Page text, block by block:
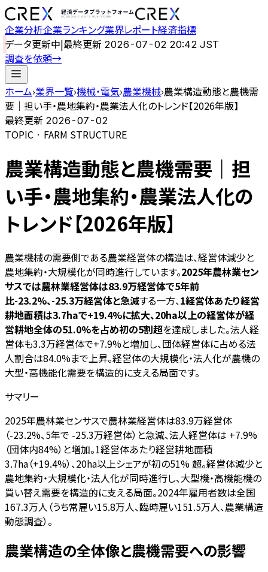
企業分析企業ランキング業界レポート経済指標
データ更新中|最終更新 2026-07-02 20:42 JST
調査を依頼→
ホーム›業界一覧›機械・電気›農業機械›農業構造動態と農機需
要｜担い手・農地集約・農業法人化のトレンド【2026年版】
最終更新 2026-07-02
TOPIC · FARM STRUCTURE
農業構造動態と農機需要｜担
い手・農地集約・農業法人化の
トレンド【2026年版】
農業機械の需要側である農業経営体の構造は、経営体減少と
農地集約・大規模化が同時進行しています。2025年農林業セン
サスでは農林業経営体は83.9万経営体で5年前
比-23.2%、-25.3万経営体と急減する一方、1経営体あたり経営
耕地面積は3.7haで+19.4%に拡大、20ha以上の経営体が経
営耕地全体の51.0%を占め初の5割超を達成しました。法人経
営体も3.3万経営体で+7.9%と増加し、団体経営体に占める法
人割合は84.0%まで上昇。経営体の大規模化・法人化が農機の
大型・高機能化需要を構造的に支える局面です。
サマリー
2025年農林業センサスで農林業経営体は83.9万経営体
（-23.2%、5年で -25.3万経営体）と急減、法人経営体は +7.9%
（団体内84%）と増加。1経営体あたり経営耕地面積
3.7ha（+19.4%）、20ha以上シェアが初の51% 超。経営体減少と
農地集約・大規模化・法人化が同時進行し、大型機・高機能機の
買い替え需要を構造的に支える局面。2024年雇用者数は全国
167.3万人（うち常雇い15.8万人、臨時雇い151.5万人、農業構造
動態調査）。
農業構造の全体像と農機需要への影響